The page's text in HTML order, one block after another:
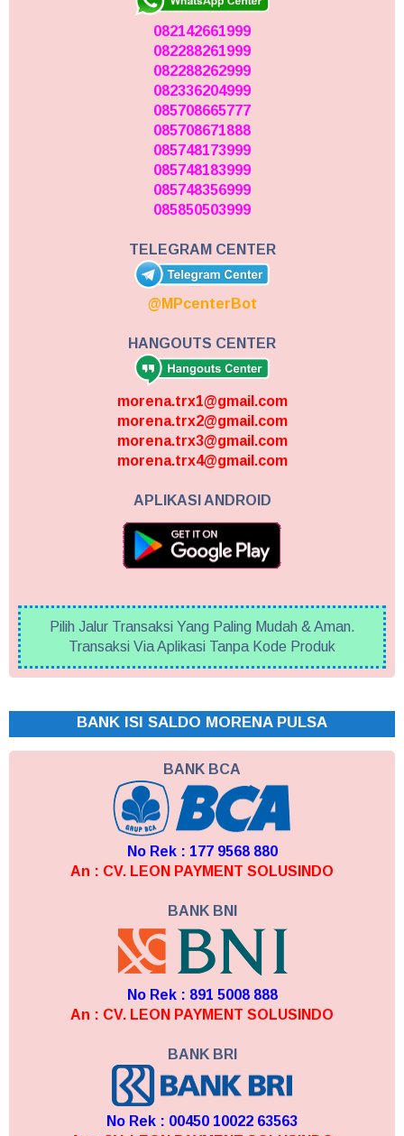
082142661999
082288261999
082288262999
082336204999
085708665777
085708671888
085748173999
085748183999
085748356999
085850503999
TELEGRAM CENTER
@MPcenterBot
HANGOUTS CENTER
morena.trx1@gmail.com
morena.trx2@gmail.com
morena.trx3@gmail.com
morena.trx4@gmail.com
APLIKASI ANDROID
Pilih Jalur Transaksi Yang Paling Mudah & Aman.
Transaksi Via Aplikasi Tanpa Kode Produk
BANK ISI SALDO MORENA PULSA
BANK BCA
No Rek : 177 9568 880
An : CV. LEON PAYMENT SOLUSINDO
BANK BNI
No Rek : 891 5008 888
An : CV. LEON PAYMENT SOLUSINDO
BANK BRI
No Rek : 00450 10022 63563